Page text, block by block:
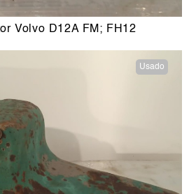
Volvo D12A FM; FH12
Usado